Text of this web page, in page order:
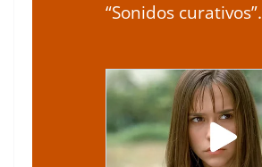
“Sonidos curativos”.